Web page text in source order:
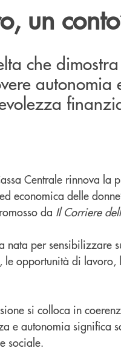
un
che
autonomia
Centrale rinnova la
economica delle
da Il Corriere
nata per sensibilizzare
le opportunità di
si colloca in
e autonomia significa
sociale.